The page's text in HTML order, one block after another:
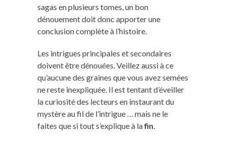
sagas en plusieurs tomes, un bon
dénouement doit donc apporter une
conclusion complète à l’histoire.
Les intrigues principales et secondaires
doivent être dénouées. Veillez aussi à ce
qu’aucune des graines que vous avez semées
ne reste inexpliquée. Il est tentant d’éveiller
la curiosité des lecteurs en instaurant du
mystère au fil de l’intrigue … mais ne le
faites que si tout s’explique à lafin